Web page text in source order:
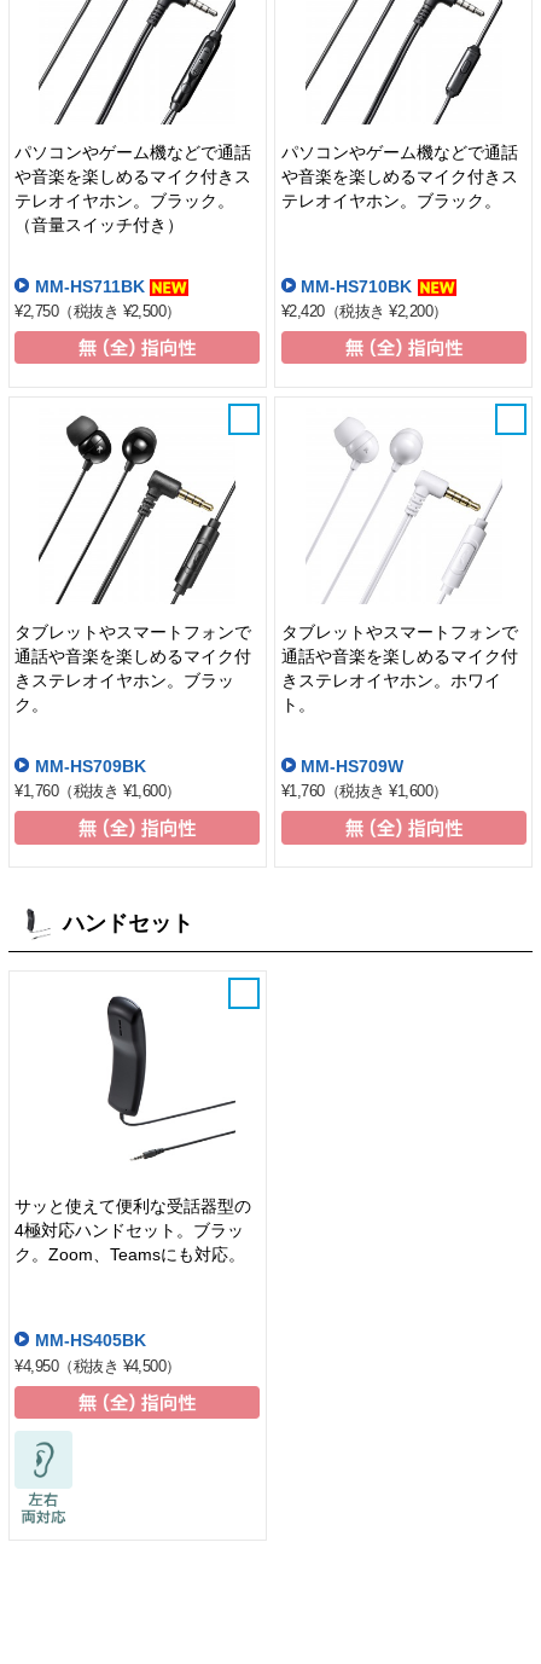
パソコンやゲーム機などで通話
や音楽を楽しめるマイク付きス
テレオイヤホン。ブラック。
（音量スイッチ付き）
MM-HS711BK
¥2,750（税抜き ¥2,500）
パソコンやゲーム機などで通話
や音楽を楽しめるマイク付きス
テレオイヤホン。ブラック。
MM-HS710BK
¥2,420（税抜き ¥2,200）
タブレットやスマートフォンで
通話や音楽を楽しめるマイク付
きステレオイヤホン。ブラッ
ク。
MM-HS709BK
¥1,760（税抜き ¥1,600）
タブレットやスマートフォンで
通話や音楽を楽しめるマイク付
きステレオイヤホン。ホワイ
ト。
MM-HS709W
¥1,760（税抜き ¥1,600）
ハンドセット
サッと使えて便利な受話器型の
4極対応ハンドセット。ブラッ
ク。Zoom、Teamsにも対応。
MM-HS405BK
¥4,950（税抜き ¥4,500）